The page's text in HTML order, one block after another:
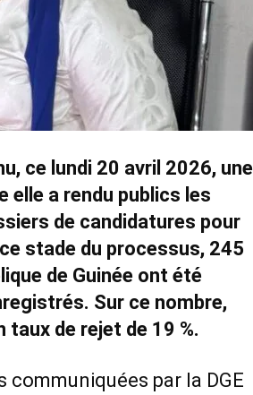
ce lundi 20 avril 2026, une
elle a rendu publics les
de candidatures pour
stade du processus, 245
de Guinée ont été
Sur ce nombre,
de rejet de 19 %.
par la DGE